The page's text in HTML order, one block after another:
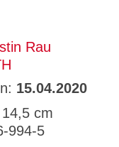
Rau
15.04.2020
cm
994-5